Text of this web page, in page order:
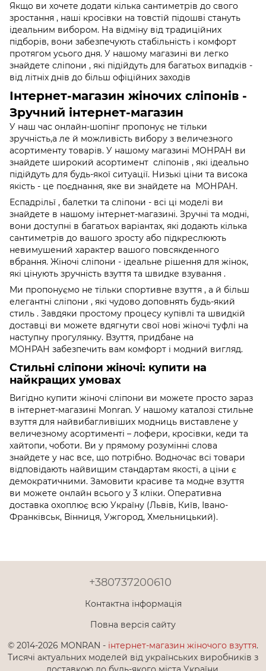
Якщо ви хочете додати кілька сантиметрів до свого
зростання , наші кросівки на товстій підошві стануть
ідеальним вибором. На відміну від традиційних
підборів, вони забезпечують стабільність і комфорт
протягом усього дня. У нашому магазині ви легко
знайдете сліпони , які підійдуть для багатьох випадків -
від літніх днів до більш офіційних заходів
Інтернет-магазин жіночих сліпонів -
Зручний інтернет-магазин
У наш час онлайн-шопінг пропонує не тільки
зручність,а ле й можливість вибору з величезного
асортименту товарів. У нашому магазині МОНРАН ви
знайдете широкий асортимент сліпонів , які ідеально
підійдуть для будь-якої ситуації. Низькі ціни та висока
якість - це поєднання, яке ви знайдете на МОНРАН.
Еспадрільї , балетки та сліпони - всі ці моделі ви
знайдете в нашому інтернет-магазині. Зручні та модні,
вони доступні в багатьох варіантах, які додають кілька
сантиметрів до вашого зросту або підкреслюють
невимушений характер вашого повсякденного
вбрання. Жіночі сліпони - ідеальне рішення для жінок,
які цінують зручність взуття та швидке взування .
Ми пропонуємо не тільки спортивне взуття , а й більш
елегантні сліпони , які чудово доповнять будь-який
стиль . Завдяки простому процесу купівлі та швидкій
доставці ви можете вдягнути свої нові жіночі туфлі на
наступну прогулянку. Взуття, придбане на
МОНРАН забезпечить вам комфорт і модний вигляд.
Стильні сліпони жіночі: купити на
найкращих умовах
Вигідно купити жіночі сліпони ви можете просто зараз
в інтернет-магазині Monran. У нашому каталозі стильне
взуття для найвибагливіших модниць виставлене у
величезному асортименті – лофери, кросівки, кеди та
хайтопи, чоботи. Ви у прямому розумінні слова
знайдете у нас все, що потрібно. Водночас всі товари
відповідають найвищим стандартам якості, а ціни є
демократичними. Замовити красиве та модне взуття
ви можете онлайн всього у 3 кліки. Оперативна
доставка охоплює всю Україну (Львів, Київ, Івано-
Франківськ, Вінниця, Ужгород, Хмельницький).
+380737200610
Контактна інформація
Повна версія сайту
© 2014-2026 MONRAN - інтернет-магазин жіночого взуття.
Тисячі актуальних моделей від українських виробників з